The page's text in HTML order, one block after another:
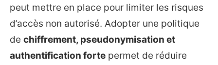
peut mettre en place pour limiter les risques
d’accès non autorisé. Adopter une politique
de chiffrement, pseudonymisation et
authentification forte permet de réduire